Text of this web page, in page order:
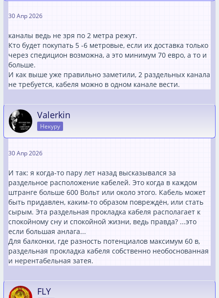
поэтому или трубы из метала или трубы для водостока
Можно ещё канал для клима анлаге они тоже "UV-
beständig" и дорого помоему 25€ за метер.
30 Апр 2026
каналы ведь не зря по 2 метра режут.
Кто будет покупать 5 -6 метровые, если их доставка только
через спедицион возможна, а это минимум 70 евро, а то и
больше.
И как выше уже правильно заметили, 2 раздельных канала
не требуется, кабеля можно в одном канале вести.
Valerkin
Некуру
30 Апр 2026
И так: я когда-то пару лет назад высказывался за
раздельное расположение кабелей. Это когда в каждом
штранге больше 600 Вольт или около этого. Кабель может
быть придавлен, каким-то образом повреждён, или стать
сырым. Эта раздельная прокладка кабеля располагает к
спокойному сну и спокойной жизни, ведь правда? ...это
если большая анлага...
Для балконки, где разность потенциалов максимум 60 в,
раздельная прокладка кабеля собственно необоснованная
и нерентабельная затея.
FLY